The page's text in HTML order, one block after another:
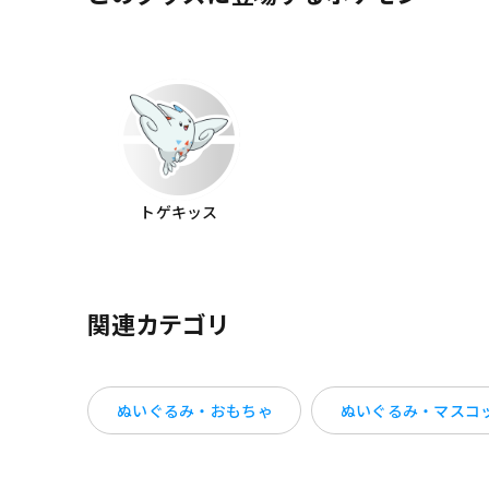
トゲキッス
関連カテゴリ
ぬいぐるみ・おもちゃ ぬいぐるみ・マスコ